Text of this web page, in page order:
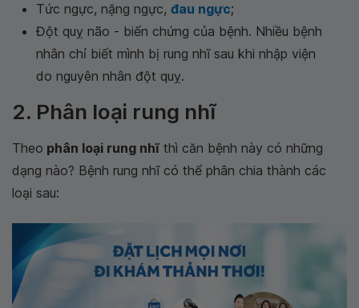
Tức ngực, nặng ngực, đau ngực;
Đột quỵ não - biến chứng của bệnh. Nhiều bệnh
nhân chỉ biết mình bị rung nhĩ sau khi nhập viện
do nguyên nhân đột quỵ.
2. Phân loại rung nhĩ
Theo phân loại rung nhĩ thì căn bệnh này có những
dạng nào? Bệnh rung nhĩ có thể phân chia thành các
loại sau: